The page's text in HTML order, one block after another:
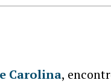
Carolina,